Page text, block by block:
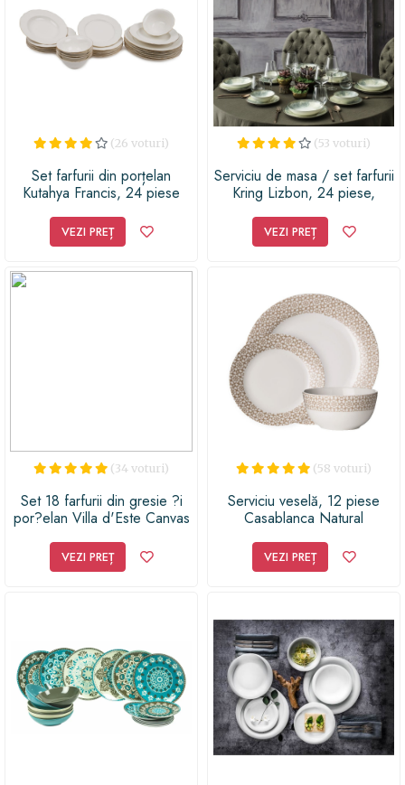
(26 voturi)
Set farfurii din porțelan
Kutahya Francis, 24 piese
VEZI PREȚ
(53 voturi)
Serviciu de masa / set farfurii
Kring Lizbon, 24 piese,
VEZI PREȚ
(34 voturi)
Set 18 farfurii din gresie ?i
por?elan Villa d'Este Canvas
VEZI PREȚ
(58 voturi)
Serviciu veselă, 12 piese
Casablanca Natural
VEZI PREȚ